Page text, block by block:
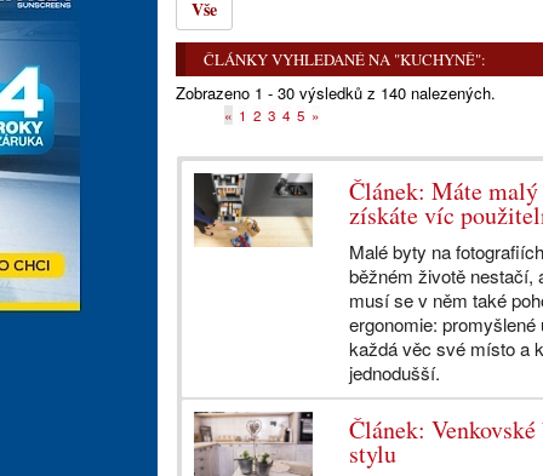
Vše
ČLÁNKY VYHLEDANÉ NA "KUCHYNĚ":
Zobrazeno 1 - 30 výsledků z 140 nalezených.
« 1 2 3 4 5 »
Článek: Máte
získáte víc
Malé byty na
běžném životě nestačí,
musí se v něm také
ergonomie:
každá věc své místo a
jednodušší.
Článek:
stylu